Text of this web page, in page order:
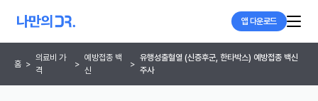
앱 다운로드
홈 >
의료비 가
격
>
예방접종 백
신
>
유행성출혈열 (신증후군, 한타박스) 예방접종 백신
주사